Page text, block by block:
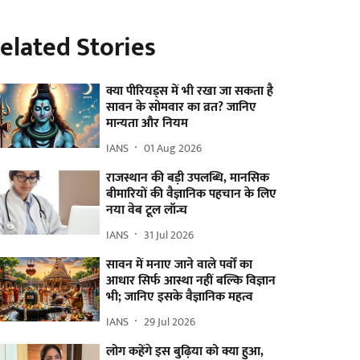
Stories
क्या पीरियड्स में भी रखा जा सकता है
सावन के सोमवार का व्रत? जानिए
मान्यता और नियम
IANS 01 Aug 2026
राजस्थान की बड़ी उपलब्धि, मानसिक
बीमारियों की वैज्ञानिक पहचान के लिए
नया वेब टूल लॉन्च
IANS 31 Jul 2026
सावन में मनाए जाने वाले पर्वों का
आधार सिर्फ आस्था नहीं बल्कि विज्ञान
भी; जानिए इसके वैज्ञानिक महत्व
IANS 29 Jul 2026
लोग कहेंगे इस बुढ़िया को क्या हुआ,